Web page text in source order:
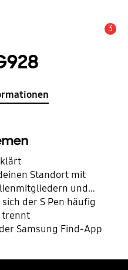
3
Standort mit
und
der S Pen häufig
trennt
Samsung Find-App